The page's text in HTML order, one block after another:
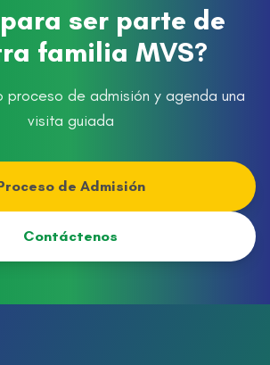
ser parte de
familia MVS?
proceso de admisión y agenda una
visita guiada
de Admisión
Contáctenos